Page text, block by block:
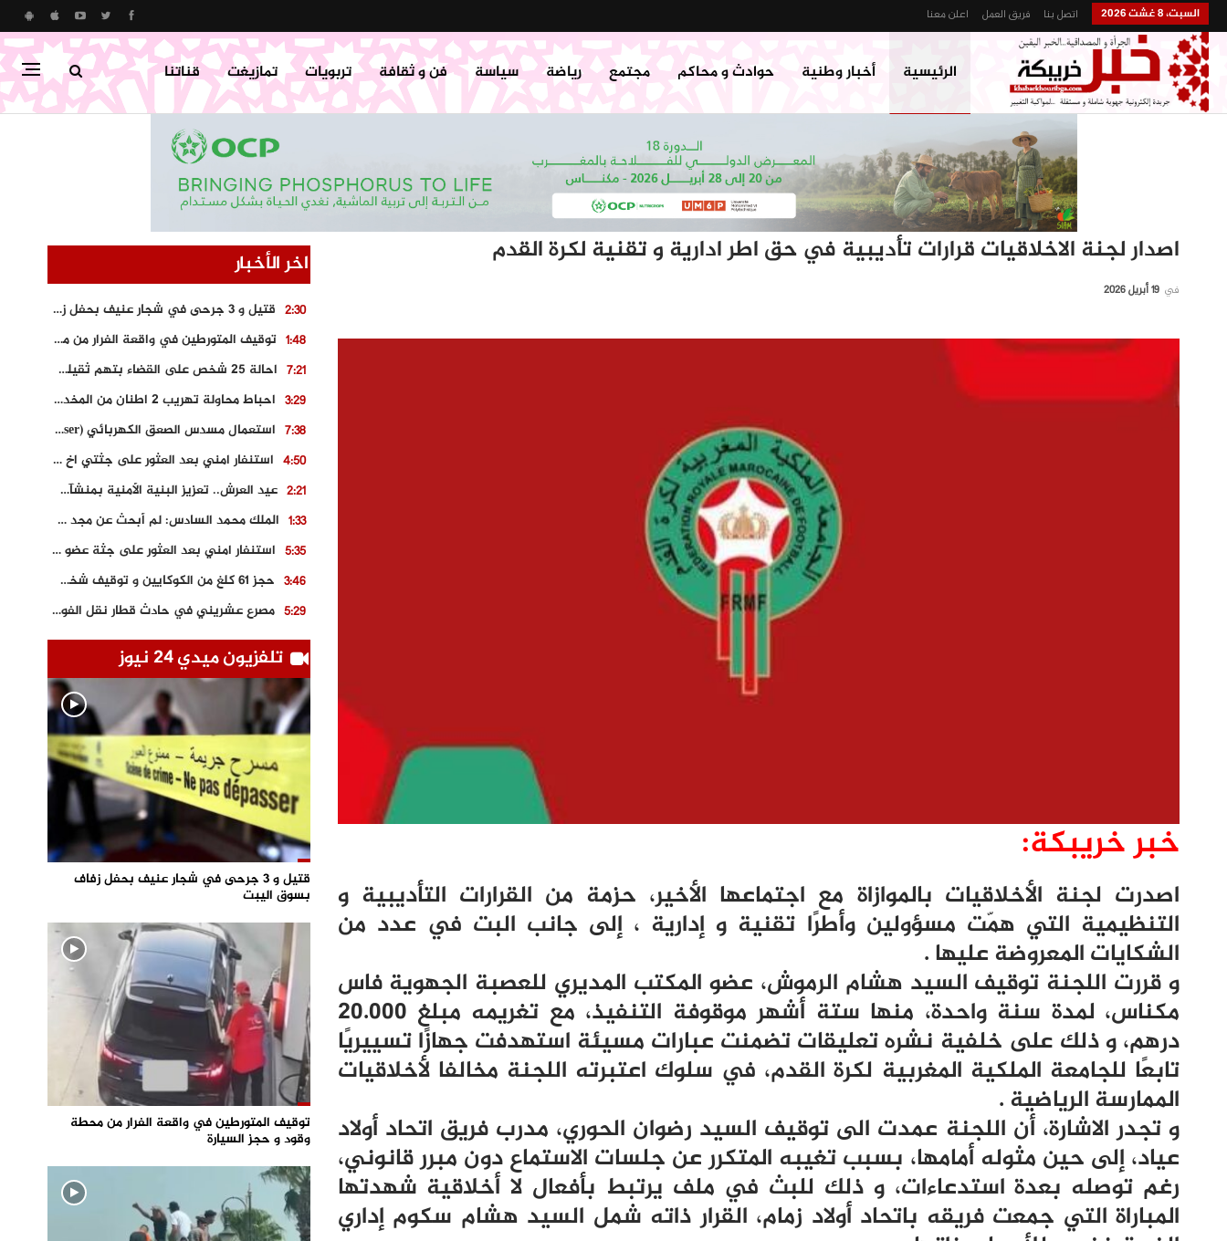
السبت، 8 غشت 2026 اتصل بنا فريق العمل اعلن معنا
الرئيسية أخبار وطنية حوادث و محاكم مجتمع رياضة سياسة فن و ثقافة تربويات تمازيغت قناتنا
اصدار لجنة الاخلاقيات قرارات تأديبية في حق اطر ادارية و تقنية لكرة القدم
في 19 أبريل 2026
خبر خريبكة:
اصدرت لجنة الأخلاقيات بالموازاة مع اجتماعها الأخير، حزمة من القرارات التأديبية و
التنظيمية التي همّت مسؤولين وأطرًا تقنية و إدارية ، إلى جانب البت في عدد من
الشكايات المعروضة عليها .
و قررت اللجنة توقيف السيد هشام الرموش، عضو المكتب المديري للعصبة الجهوية فاس
مكناس، لمدة سنة واحدة، منها ستة أشهر موقوفة التنفيذ، مع تغريمه مبلغ 20.000
درهم، و ذلك على خلفية نشره تعليقات تضمنت عبارات مسيئة استهدفت جهازًا تسييريًا
تابعًا للجامعة الملكية المغربية لكرة القدم، في سلوك اعتبرته اللجنة مخالفا لأخلاقيات
الممارسة الرياضية .
و تجدر الاشارة، أن اللجنة عمدت الى توقيف السيد رضوان الحوري، مدرب فريق اتحاد أولاد
عياد، إلى حين مثوله أمامها، بسبب تغيبه المتكرر عن جلسات الاستماع دون مبرر قانوني،
رغم توصله بعدة استدعاءات، و ذلك للبث في ملف يرتبط بأفعال لا أخلاقية شهدتها
المباراة التي جمعت فريقه باتحاد أولاد زمام، القرار ذاته شمل السيد هشام سكوم إداري
اخر الأخبار
2:30
قتيل و 3 جرحى في شجار عنيف بحفل زفاف بسوق اليبت
1:48
توقيف المتورطين في واقعة الفرار من محطة وقود و حجز السيارة
7:21
احالة 25 شخص على القضاء بتهم ثقيلة على خلفية احداث المناطق الشمالية
3:29
احباط محاولة تهريب 2 اطنان من المخدرات بتارودانت
7:38
استعمال مسدس الصعق الكهربائي (Taser) من اجل تحرير شابة محتجزة
4:50
استنفار امني بعد العثور على جثتي اخ و ابن صاحب مطعم اسماك مشهور بطنجة
2:21
عيد العرش.. تعزيز البنية الأمنية بمنشآت و مصالح جديدة بكل من الحسيمة – فاس و الناظور
1:33
الملك محمد السادس: لم أبحث عن مجد شخصي.. وهَمي كرامة المغاربة
5:35
استنفار امني بعد العثور على جثة عضو سابق في حزب المصباح بالقنيطرة..
3:46
حجز 61 كلغ من الكوكايين و توقيف شخصين بالكركرات
5:29
مصرع عشريني في حادث قطار نقل الفوسفاط..
9:18
العثور على سبعينية جثة هامدة بمقر سكناها بمراكش
6:56
3:02
مصرع شابة ثلاثينية إثر سقوط سيارتها من منحدر خطير بالجرف الأصفر
3:04
توقيف “رضى الطالياني” بتهمة القيادة في حالة سكر و رفضه الامتثال للأمن
تلفزيون ميدي 24 نيوز
قتيل و 3 جرحى في شجار عنيف بحفل زفاف
بسوق اليبت
توقيف المتورطين في واقعة الفرار من محطة
وقود و حجز السيارة